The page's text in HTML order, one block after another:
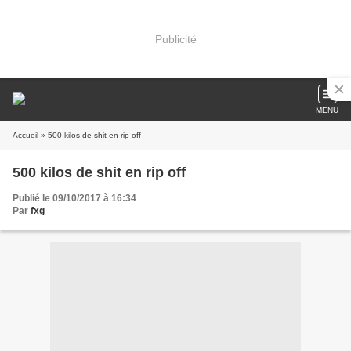
Publicité
MENU
Accueil » 500 kilos de shit en rip off
500 kilos de shit en rip off
Publié le 09/10/2017 à 16:34
Par fxg